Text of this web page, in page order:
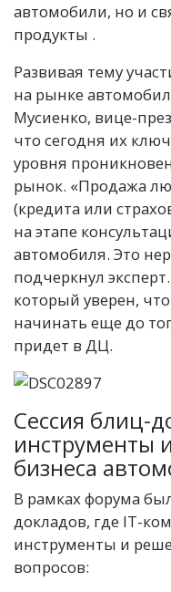
автомобили, но и
продукты .
Развивая тему
на рынке
Мусиенко, вице-
что сегодня их
уровня
рынок. «Продажа
(кредита или
на этапе
автомобиля. Это
подчеркнул
который уверен,
начинать еще до
придет в ДЦ.
Сессия блиц-
инструменты
бизнеса
В рамках форума
докладов, где IT-
инструменты и
вопросов: